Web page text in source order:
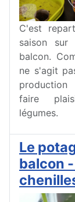
C'est
saison
balcon.
ne s'agit
faire
légumes.
Le
balcon